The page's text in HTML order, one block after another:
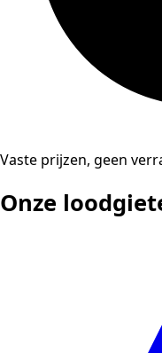
Vaste prijzen, geen
Onze